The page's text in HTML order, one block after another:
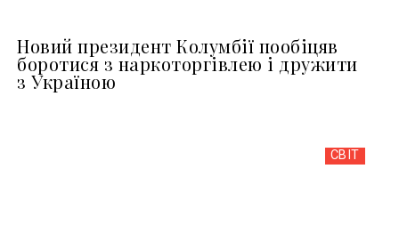
Новий президент Колумбії пообіцяв
боротися з наркоторгівлею і дружити
з Україною
СВІТ